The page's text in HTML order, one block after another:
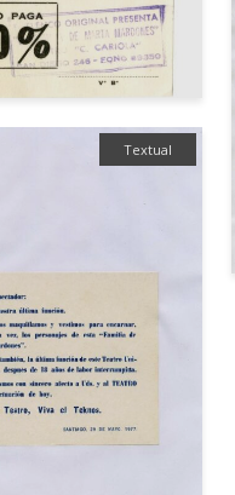
Textual